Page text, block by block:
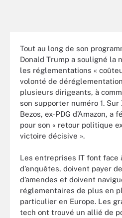
Tout au long de son
Donald Trump a souligné la
les réglementations «
volonté de
plusieurs dirigeants, à
son supporter numéro 1. Sur
Bezos, ex-PDG d’Amazon, a
pour son « retour politique
victoire décisive ».
Les entreprises IT font face
d’enquêtes, doivent payer
d’amendes et doivent
réglementaires de plus en
particulier en Europe. Les
tech ont trouvé un allié de